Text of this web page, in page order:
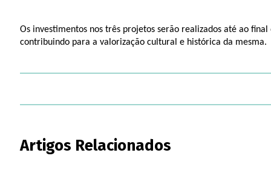
Os investimentos nos três projetos serão realizados até ao
contribuindo para a valorização cultural e histórica da mesma.
Artigos Relacionados